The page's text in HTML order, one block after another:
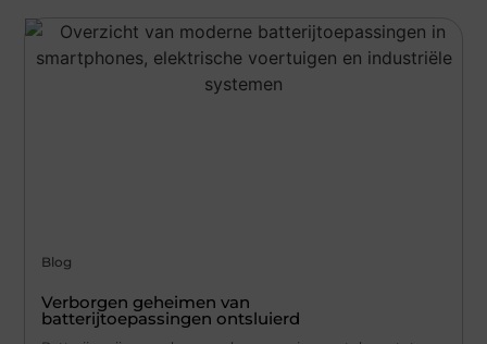
Blog
Verborgen geheimen van
batterijtoepassingen ontsluierd